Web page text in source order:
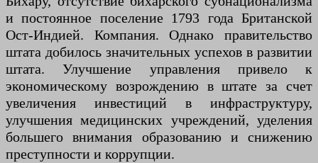
и постоянное поселение 1793 года Британской
Ост-Индией. Компания. Однако правительство
штата добилось значительных успехов в развитии
штата. Улучшение управления привело к
экономическому возрождению в штате за счет
увеличения инвестиций в инфраструктуру,
улучшения медицинских учреждений, уделения
большего внимания образованию и снижению
преступности и коррупции.